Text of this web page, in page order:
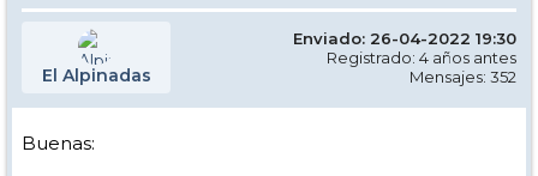
El Alpinadas
Enviado: 26-04-2022 19:30
Registrado: 4 años antes
Mensajes: 352
Buenas: